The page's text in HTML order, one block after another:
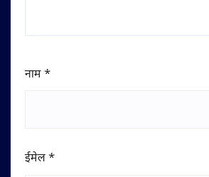
नाम *
ईमेल *